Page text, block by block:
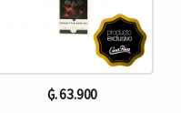
₲. 63.900